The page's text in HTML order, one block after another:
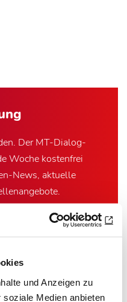
und Anzeigen zu
Medien anbieten
Der MT-Dialog-
Woche kostenfrei
News, aktuelle
Datenschutz